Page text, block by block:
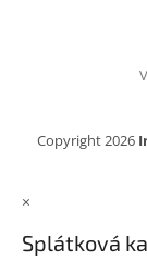
Copyright 2026
×
Splátková